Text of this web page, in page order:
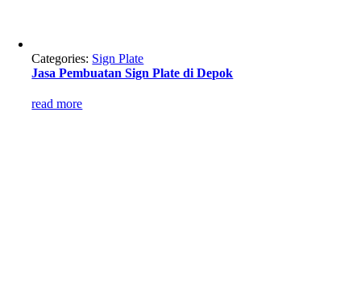
Categories: Sign Plate
Jasa Pembuatan Sign Plate di Depok
read more